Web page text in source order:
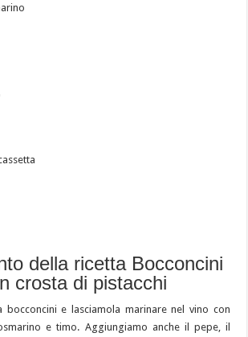
della ricetta Bocconcini
crosta di pistacchi
bocconcini e lasciamola marinare nel vino con
e timo. Aggiungiamo anche il pepe, il